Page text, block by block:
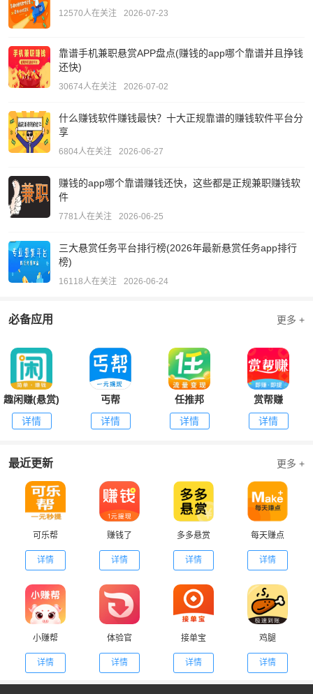
12570人在关注 2026-07-23
靠谱手机兼职悬赏APP盘点(赚钱的app哪个靠谱并且挣钱
还快)
30674人在关注 2026-07-02
什么赚钱软件赚钱最快？十大正规靠谱的赚钱软件平台分
享
6804人在关注 2026-06-27
赚钱的app哪个靠谱赚钱还快，这些都是正规兼职赚钱软
件
7781人在关注 2026-06-25
三大悬赏任务平台排行榜(2026年最新悬赏任务app排行
榜)
16118人在关注 2026-06-24
必备应用 更多 +
趣闲赚(悬赏)
详情
丐帮
详情
任推邦
详情
赏帮赚
详情
最近更新 更多 +
可乐帮
详情
赚钱了
详情
多多悬赏
详情
每天赚点
详情
小赚帮
详情
体验官
详情
接单宝
详情
鸡腿
详情